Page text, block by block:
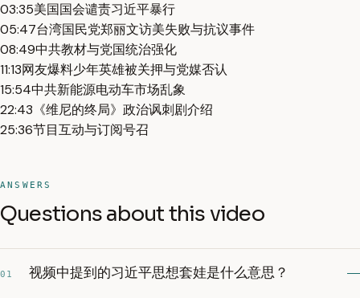
03:35美国国会谴责习近平暴行
05:47台湾国民党郑丽文访美失败与抗议事件
08:49中共教材与党国统治强化
11:13网友爆料少年英雄被关押与党媒否认
15:54中共新能源电动车市场乱象
22:43 《维尼的终局》政治讽刺剧介绍
25:36节目互动与订阅号召
ANSWERS
Questions about this video
01 视频中提到的习近平思想套娃是什么意思？